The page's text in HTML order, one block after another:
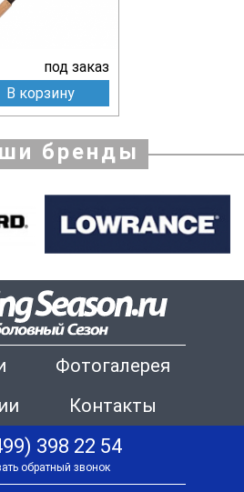
под заказ
В корзину
бренды
Фотогалерея
Контакты
398 22 54
обратный звонок